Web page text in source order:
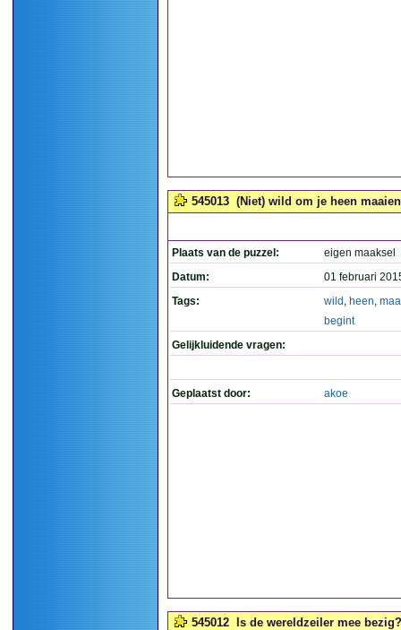
545013 (Niet) wild om je heen
Plaats van de puzzel:
eigen maaksel
Datum:
01 februari
Tags:
wild , heen,
begint
Gelijkluidende vragen:
Geplaatst door: akoe
545012 Is de wereldzeiler mee